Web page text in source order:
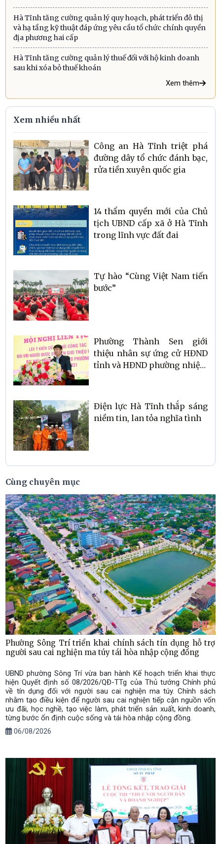
Hà Tĩnh tăng cường quản lý quy hoạch, phát triển đô thị
và hạ tầng kỹ thuật đáp ứng yêu cầu tổ chức chính quyền
địa phương hai cấp
Hà Tĩnh tăng cường quản lý thuế đối với hộ kinh doanh
sau khi xóa bỏ thuế khoán
Xem thêm
Xem nhiều nhất
Công an Hà Tĩnh triệt phá
đường dây tổ chức đánh bạc,
rửa tiền xuyên quốc gia
14 thẩm quyền mới của Chủ
tịch UBND cấp xã ở Hà Tĩnh
trong lĩnh vực đất đai
Tự hào “Cùng Việt Nam tiến
bước”
Phường Thành Sen giới
thiệu nhân sự ứng cử HĐND
tỉnh và HĐND phường nhiệm
Điện lực Hà Tĩnh thắp sáng
niềm tin, lan tỏa nghĩa tình
Cùng chuyên mục
Phường Sông Trí triển khai chính sách tín dụng hỗ trợ
người sau cai nghiện ma túy tái hòa nhập cộng đồng
UBND phường Sông Trí vừa ban hành Kế hoạch triển khai thực
hiện Quyết định số 08/2026/QĐ-TTg của Thủ tướng Chính phủ
về tín dụng đối với người sau cai nghiện ma túy. Chính sách
nhằm tạo điều kiện để người sau cai nghiện tiếp cận nguồn vốn
ưu đãi, học nghề, tạo việc làm, phát triển sản xuất, kinh doanh,
từng bước ổn định cuộc sống và tái hòa nhập cộng đồng.
06/08/2026